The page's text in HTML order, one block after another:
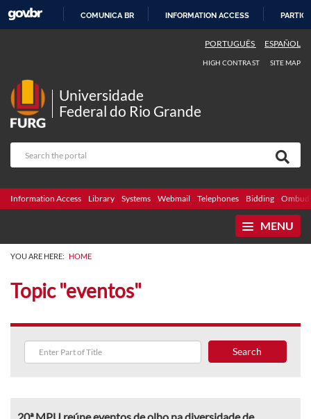
COMUNICA BR INFORMATION ACCESS
PORTUGUÊS ESPAÑOL
HIGH CONTRAST SITE MAP
Universidade
Federal do Rio Grande
Information Access Library Systems Webmail Telephones Bidding
MENU
YOU ARE HERE: HOME
Topic "eventos"
Search
20ª MPU reúne eventos de olho na diversidade de